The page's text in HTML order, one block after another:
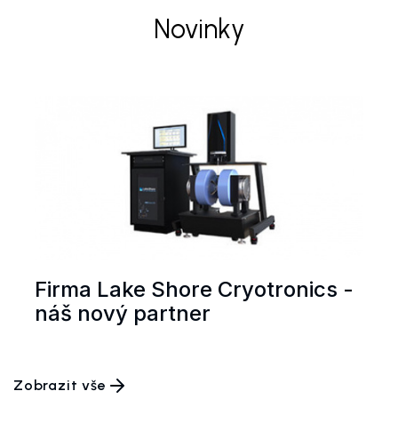
Novinky
Firma Lake Shore Cryotronics -
náš nový partner
Zobrazit vše